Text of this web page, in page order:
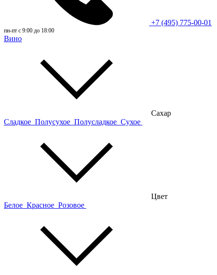
+7 (495) 775-00-01
пн-пт с 9:00 до 18:00
Вино
Сахар
Сладкое Полусухое Полусладкое Сухое
Цвет
Белое Красное Розовое